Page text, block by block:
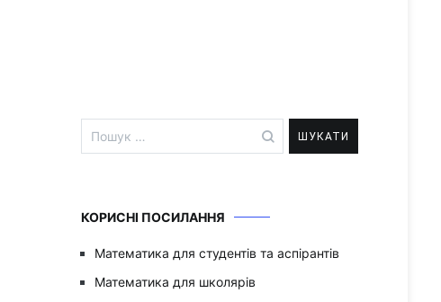
КОРИСНІ ПОСИЛАННЯ
Математика для студентів та аспірантів
Математика для школярів